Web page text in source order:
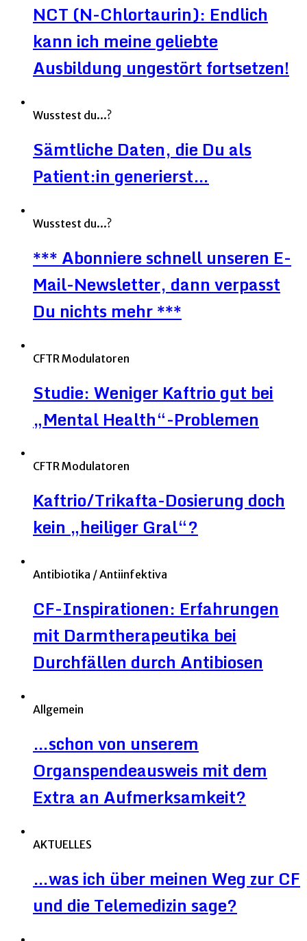
NCT (N-Chlortaurin): Endlich
kann ich meine geliebte
Ausbildung ungestört fortsetzen!
Wusstest du...?
Sämtliche Daten, die Du als
Patient:in generierst…
Wusstest du...?
*** Abonniere schnell unseren E-
Mail-Newsletter, dann verpasst
Du nichts mehr ***
CFTR Modulatoren
Studie: Weniger Kaftrio gut bei
„Mental Health“-Problemen
CFTR Modulatoren
Kaftrio/Trikafta-Dosierung doch
kein „heiliger Gral“?
Antibiotika / Antiinfektiva
CF-Inspirationen: Erfahrungen
mit Darmtherapeutika bei
Durchfällen durch Antibiosen
Allgemein
…schon von unserem
Organspendeausweis mit dem
Extra an Aufmerksamkeit?
AKTUELLES
…was ich über meinen Weg zur CF
und die Telemedizin sage?